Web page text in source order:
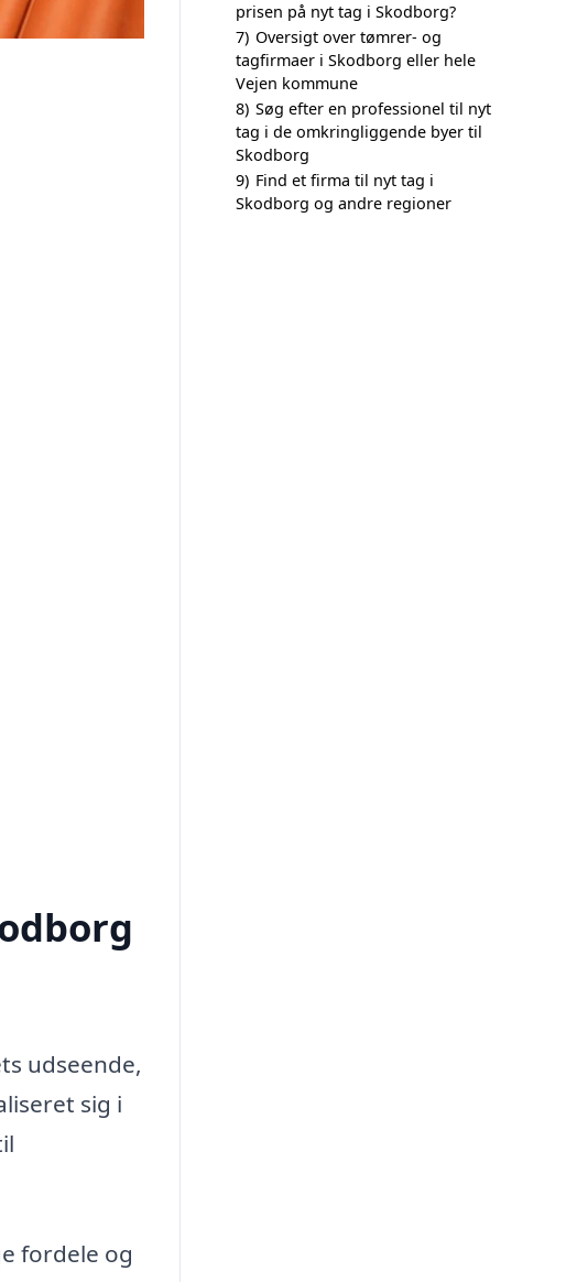
udseende,
sig i
fordele og
prisen på nyt tag i Skodborg?
7) Oversigt over tømrer- og
tagfirmaer i Skodborg eller hele
Vejen kommune
8) Søg efter en professionel til nyt
tag i de omkringliggende byer til
Skodborg
9) Find et firma til nyt tag i
Skodborg og andre regioner